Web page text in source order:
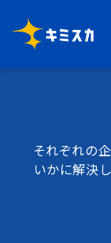
それぞれの
いかに解決